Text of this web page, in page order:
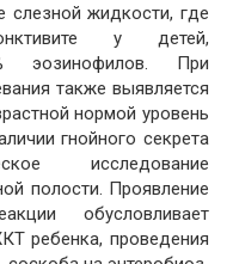
слезной жидкости, где
у детей,
эозинофилов. При
также выявляется
нормой уровень
гнойного секрета
исследование
полости. Проявление
обусловливает
ребенка, проведения